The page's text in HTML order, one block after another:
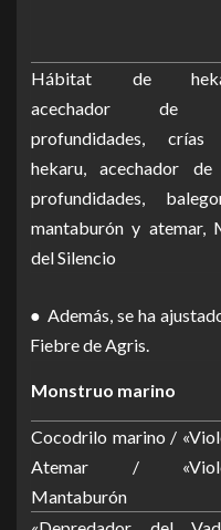
Hábitat de
acechador de
profundidades,
hekaru, acechador de
profundidades,
mantaburón y atemar,
del Silencio
● Además, se ha
Fiebre de Agris.
Monstruo marino
Cocodrilo marino /
Atemar /
Mantaburón